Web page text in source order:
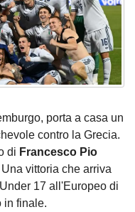
porta a casa un
contro la Grecia.
di Francesco Pio
vittoria che arriva
17 all'Europeo di
in finale.